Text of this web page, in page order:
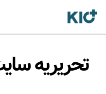
تحریریه سایت